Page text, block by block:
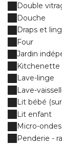
Double
Douche
Draps et
Four
Jardin
Kitchenette
Lave-linge
Lave-
Lit bébé
Lit enfant
Micro-ondes
Penderie -